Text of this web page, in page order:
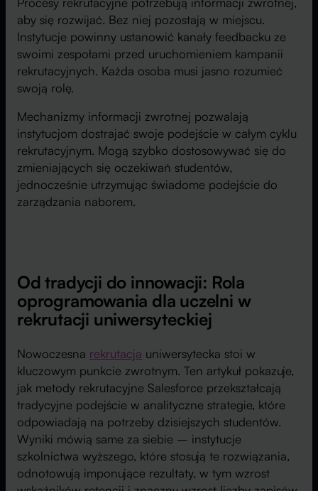
aby się rozwijać. Bez niej pozostają w miejscu.
Instytucje powinny ustanowić kanały feedbacku ze
swoimi zespołami przed uruchomieniem kampanii
rekrutacyjnych. Każda osoba musi jasno rozumieć
swoją rolę.
Mechanizmy informacji zwrotnej pozwalają
instytucjom dostrajać swoje podejście w całym cyklu
rekrutacyjnym. Mogą szybko dostosowywać się do
zmieniających się oczekiwań studentów,
jednocześnie utrzymując świadome podejście do
zarządzania naborem.
Od tradycji do innowacji: Rola
oprogramowania dla uczelni w
rekrutacji uniwersyteckiej
Nowoczesna rekrutacja uniwersytecka stoi w
kluczowym punkcie zwrotnym. Ten artykuł pokazuje,
jak metody rekrutacyjne Salesforce przekształcają
tradycyjne podejście w analityczne strategie, które
odpowiadają na potrzeby dzisiejszych studentów.
Wyniki mówią same za siebie – instytucje
szkolnictwa wyższego, które stosują te rozwiązania,
odnotowują imponujące rezultaty, w tym wzrost